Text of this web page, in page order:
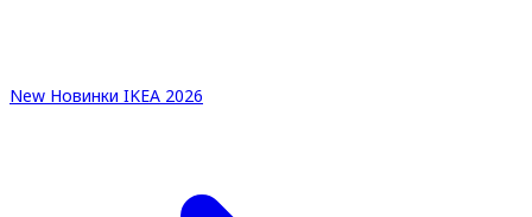
New Новинки IKEA 2026